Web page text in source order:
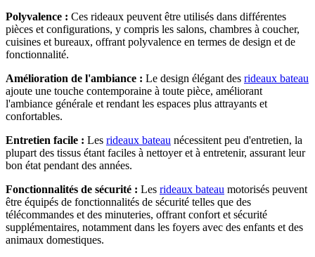
Polyvalence : Ces rideaux peuvent être utilisés dans différentes
pièces et configurations, y compris les salons, chambres à coucher,
cuisines et bureaux, offrant polyvalence en termes de design et de
fonctionnalité.
Amélioration de l'ambiance : Le design élégant des rideaux bateau
ajoute une touche contemporaine à toute pièce, améliorant
l'ambiance générale et rendant les espaces plus attrayants et
confortables.
Entretien facile : Les rideaux bateau nécessitent peu d'entretien, la
plupart des tissus étant faciles à nettoyer et à entretenir, assurant leur
bon état pendant des années.
Fonctionnalités de sécurité : Les rideaux bateau motorisés peuvent
être équipés de fonctionnalités de sécurité telles que des
télécommandes et des minuteries, offrant confort et sécurité
supplémentaires, notamment dans les foyers avec des enfants et des
animaux domestiques.